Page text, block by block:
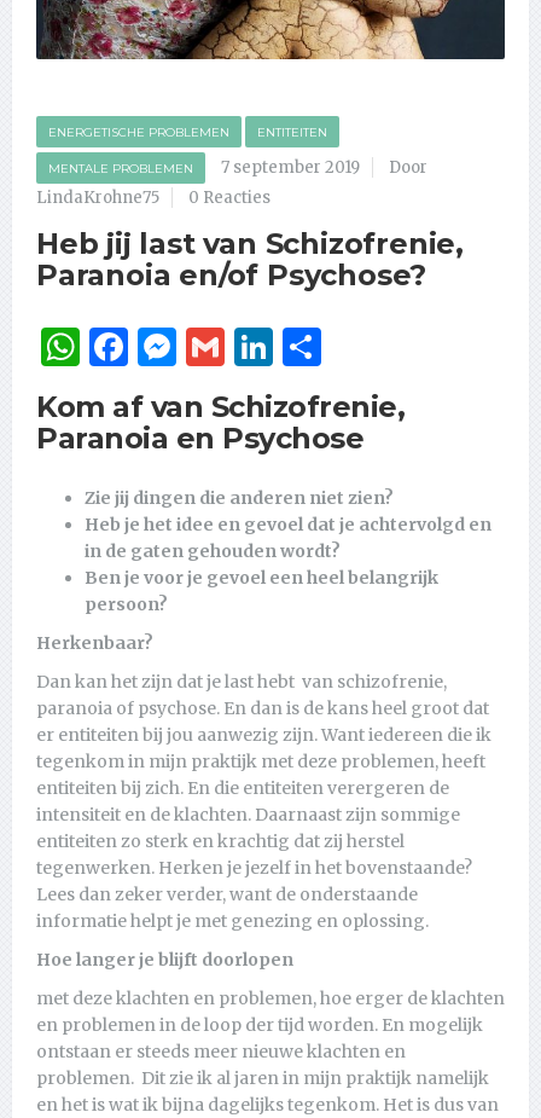
ENERGETISCHE PROBLEMEN ENTITEITEN
MENTALE PROBLEMEN 7 september 2019
Door
LindaKrohne75
0 Reacties
Heb jij last van Schizofrenie,
Paranoia en/of Psychose?
WhatsApp
Facebook
Messenger
GmailLinkedIn
Kom af van Schizofrenie,
Paranoia en Psychose
Zie jij dingen die anderen niet zien?
Heb je het idee en gevoel dat je achtervolgd en
in de gaten gehouden wordt?
Ben je voor je gevoel een heel belangrijk
persoon?
Herkenbaar?
Dan kan het zijn dat je last hebt van schizofrenie,
paranoia of psychose. En dan is de kans heel groot dat
er entiteiten bij jou aanwezig zijn. Want iedereen die ik
tegenkom in mijn praktijk met deze problemen, heeft
entiteiten bij zich. En die entiteiten verergeren de
intensiteit en de klachten. Daarnaast zijn sommige
entiteiten zo sterk en krachtig dat zij herstel
tegenwerken. Herken je jezelf in het bovenstaande?
Lees dan zeker verder, want de onderstaande
informatie helpt je met genezing en oplossing.
Hoe langer je blijft doorlopen
met deze klachten en problemen, hoe erger de klachten
en problemen in de loop der tijd worden. En mogelijk
ontstaan er steeds meer nieuwe klachten en
problemen. Dit zie ik al jaren in mijn praktijk namelijk
en het is wat ik bijna dagelijks tegenkom. Het is dus van